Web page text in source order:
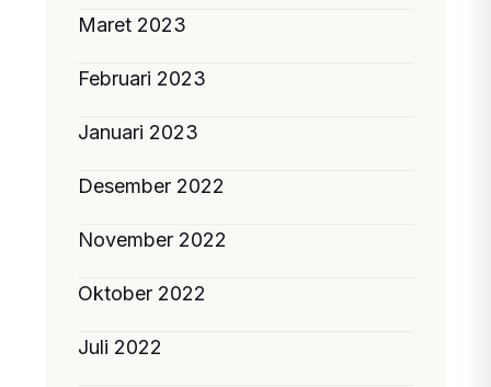
Maret 2023
Februari 2023
Januari 2023
Desember 2022
November 2022
Oktober 2022
Juli 2022